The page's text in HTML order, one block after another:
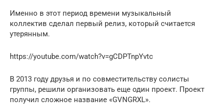
Именно в этот период времени музыкальный
коллектив сделал первый релиз, который считается
утерянным.
https://youtube.com/watch?v=gCDPTnpYvtc
В 2013 году друзья и по совместительству солисты
группы, решили организовать еще один проект. Проект
получил сложное название «GVNGRXL».